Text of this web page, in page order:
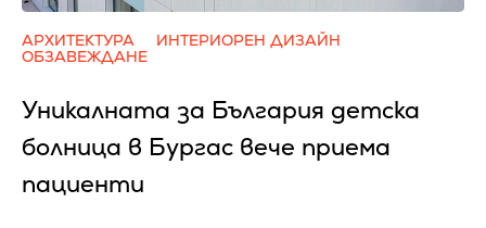
АРХИТЕКТУРА
ИНТЕРИОРЕН ДИЗАЙН
ОБЗАВЕЖДАНЕ
Уникалната за България детска
болница в Бургас вече приема
пациенти